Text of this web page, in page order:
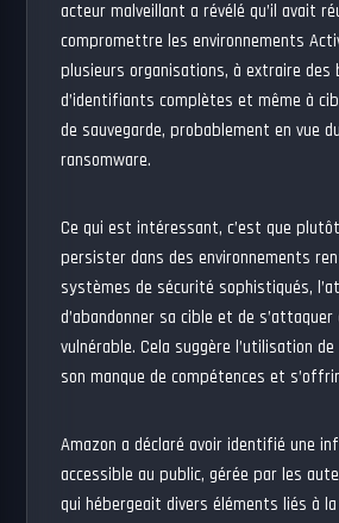
acteur malveillant a révélé qu’il avait
compromettre les environnements
plusieurs organisations, à extraire des
d’identifiants complètes et même à
de sauvegarde, probablement en vue
ransomware.
Ce qui est intéressant, c’est que
persister dans des environnements
systèmes de sécurité sophistiqués,
d’abandonner sa cible et de
vulnérable. Cela suggère l’utilisation de
son manque de compétences et
Amazon a déclaré avoir identifié une
accessible au public, gérée par les
qui hébergeait divers éléments liés à la